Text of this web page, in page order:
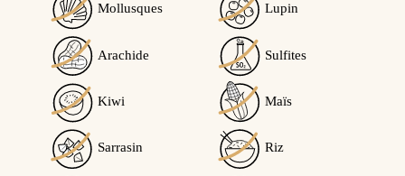
Mollusques Lupin
Arachide Sulfites
Kiwi Maïs
Sarrasin Riz